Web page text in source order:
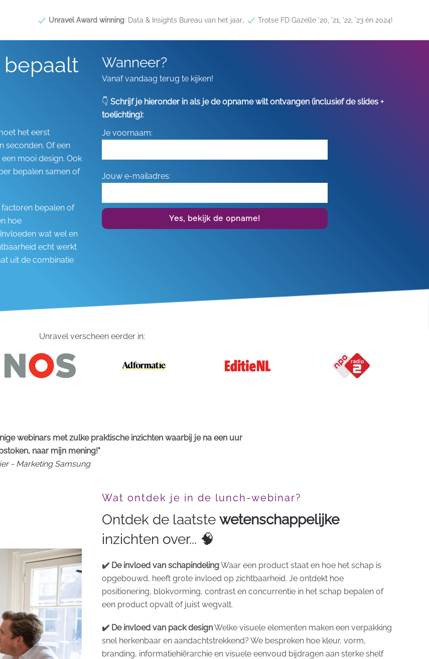
Unravel Award winning: Data & Insights Bureau van het jaar, Trotse FD Gazelle '20, '21, '22, '23 én 2024!
bepaalt
het eerst
seconden. Of een
mooi design. Ook
bepalen samen of
bepalen of
hoe
wat wel en
echt werkt
uit de combinatie
Wanneer?
Vanaf vandaag terug te kijken!
👇 Schrijf je hieronder in als je de opname wilt ontvangen (inclusief de slides +
toelichting):
Je voornaam:
Jouw e-mailadres:
Yes, bekijk de opname!
Unravel verscheen eerder in:
webinars met zulke praktische inzichten waarbij je na een uur
naar mijn mening!"
- Marketing Samsung
Wat ontdek je in de lunch-webinar?
Ontdek de laatste wetenschappelijke
inzichten over... 🧠
✔️ De invloed van schapindelingWaar een product staat en hoe het schap is
opgebouwd, heeft grote invloed op zichtbaarheid. Je ontdekt hoe
positionering, blokvorming, contrast en concurrentie in het schap bepalen of
een product opvalt of juist wegvalt.
✔️ De invloed van pack designWelke visuele elementen maken een verpakking
snel herkenbaar en aandachtstrekkend? We bespreken hoe kleur, vorm,
branding, informatiehiërarchie en visuele eenvoud bijdragen aan sterke shelf